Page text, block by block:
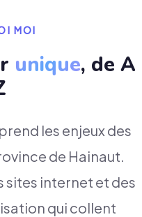
MOI
unique, de A
les enjeux des
de Hainaut.
sites internet et des
qui collent